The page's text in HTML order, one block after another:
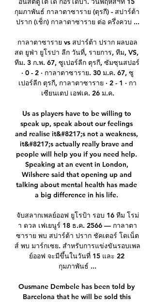
กุมภาพันธ์ กาลาตาซาราย (ตุรกี) - สปาร์ต้า
ปราก (เช็ก) กาลาตาซาราย ต่อ ครึ่งควบ ...
กาลาตาซาราย vs สปาร์ต้า ปราก ผลบอล
สด ยูฟ่า ยูโรปา ลีก วันที่, รายการ, ทีม, VS,
ทีม. 3 ก.พ. 67, ซูเปอร์ลีก ตุรกี, ซัมซุนสปอร์
· 0 - 2 · กาลาตาซาราย. 30 ม.ค. 67, ซู
เปอร์ลีก ตุรกี, กาลาตาซาราย · 2 - 1 · กา
เซียนเตป เอฟเค. 26 ม.ค.
Us as players have to be willing to
speak up, speak about our feelings
and realise it&#8217;s not a weakness,
it&#8217;s actually really brave and
people will help you if you need help.
Speaking at an event in London,
Wilshere said that opening up and
talking about mental health has made
a big difference in his life.
จับสลากเพลย์ออฟ ยูโรป้า รอบ 16 ทีม โรม่
า ดวล เฟเยนูร์ 18 ธ.ค. 2566 — กาลาตา
ซาราย พบ สปาร์ต้า ปราก ชัคเตอร์ โดเน็ต
ส์ พบ มาร์กเซย. สำหรับการแข่งขันรอบเพล
ย์ออฟ จะมีขึ้นในวันที่ 15 และ 22
กุมภาพันธ์ ...
Ousmane Dembele has been told by
Barcelona that he will be sold this